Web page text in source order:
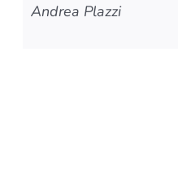
Andrea Plazzi